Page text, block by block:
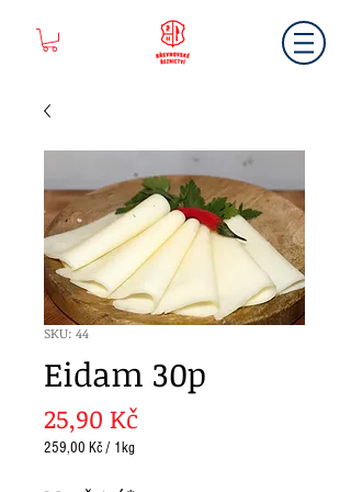
SKU: 44
Eidam 30p
25,90 Kč
259,00 Kč/ 1kg